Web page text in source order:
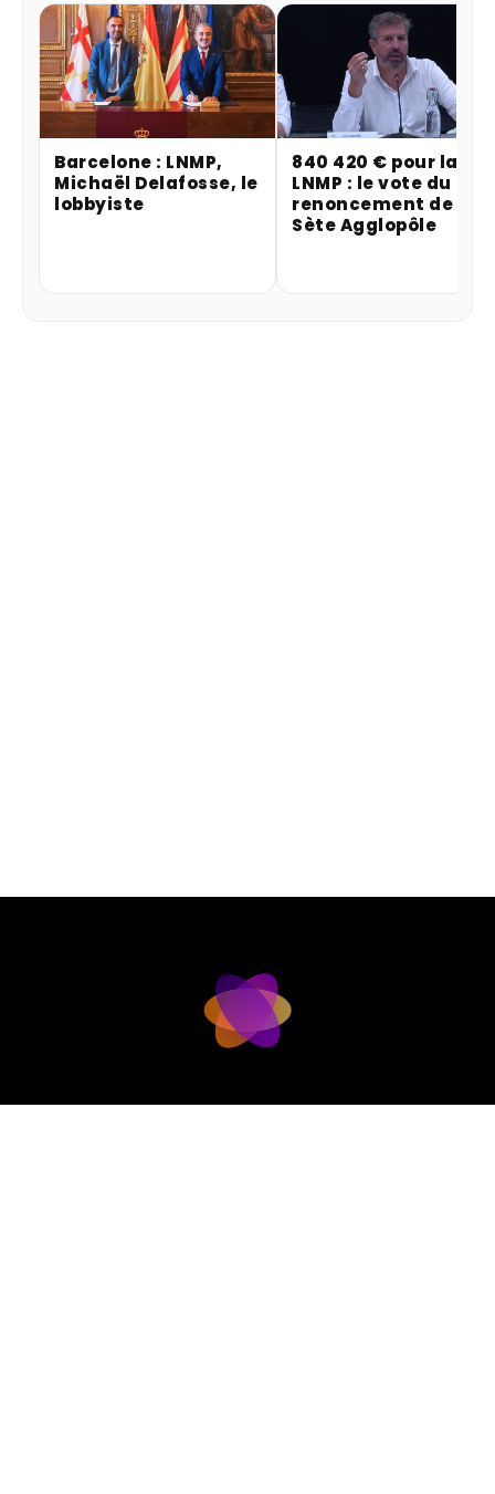
Barcelone : LNMP,
Michaël Delafosse, le
lobbyiste
840 420 € pour la
LNMP : le vote du
renoncement de
Sète Agglopôle